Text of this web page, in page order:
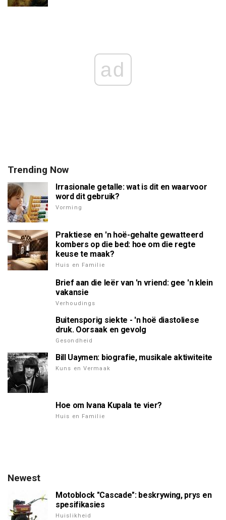
ad
Trending Now
Irrasionale getalle: wat is dit en waarvoor
word dit gebruik?
Vorming
Praktiese en 'n hoë-gehalte gewatteerd
kombers op die bed: hoe om die regte
keuse te maak?
Huis en Familie
Brief aan die leër van 'n vriend: gee 'n klein
vakansie
Verhoudings
Buitensporig siekte - 'n hoë diastoliese
druk. Oorsaak en gevolg
Gesondheid
Bill Uaymen: biografie, musikale aktiwiteite
Kuns en Vermaak
Hoe om Ivana Kupala te vier?
Huis en Familie
Newest
Motoblock "Cascade": beskrywing, prys en
spesifikasies
Huislikheid